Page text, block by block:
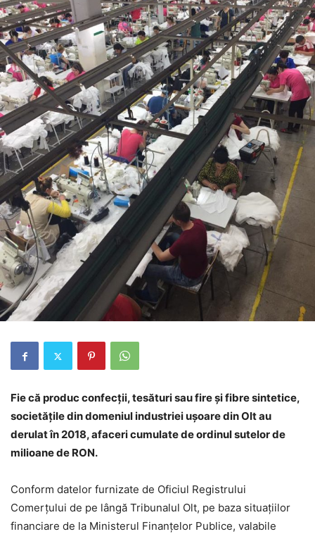
Fie că produc confecții, tesături sau fire și fibre sintetice,
societățile din domeniul industriei ușoare din Olt au
derulat în 2018, afaceri cumulate de ordinul sutelor de
milioane de RON.
Conform datelor furnizate de Oficiul Registrului
Comerțului de pe lângă Tribunalul Olt, pe baza situațiilor
financiare de la Ministerul Finanțelor Publice, valabile